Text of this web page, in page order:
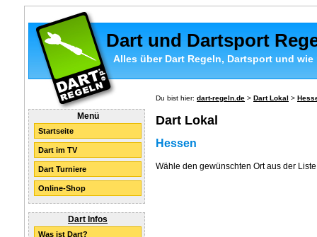
Dart und Dartsport
Alles über Dart Regeln, Dartsport und wie
Menü
Startseite
Dart im TV
Dart Turniere
Online-Shop
Dart Infos
Was ist Dart?
Du bist hier: dart-regeln.de > Dart Lokal >
Dart Lokal
Hessen
Wähle den gewünschten Ort aus der